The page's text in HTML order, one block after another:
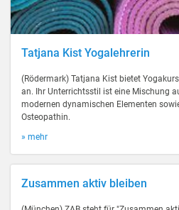
Tatjana Kist Yogalehrerin
(Rödermark) Tatjana Kist bietet
an. Ihr Unterrichtsstil ist eine Mischung
modernen dynamischen Elementen
Osteopathin.
» mehr
Zusammen aktiv bleiben